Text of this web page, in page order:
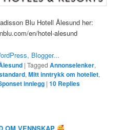
Blu Hotell Ålesund her:
en/hotel-alesund
|Tagged Annonselenker,
,Mitt inntrykk om hotellet,
innlegg |10 Replies